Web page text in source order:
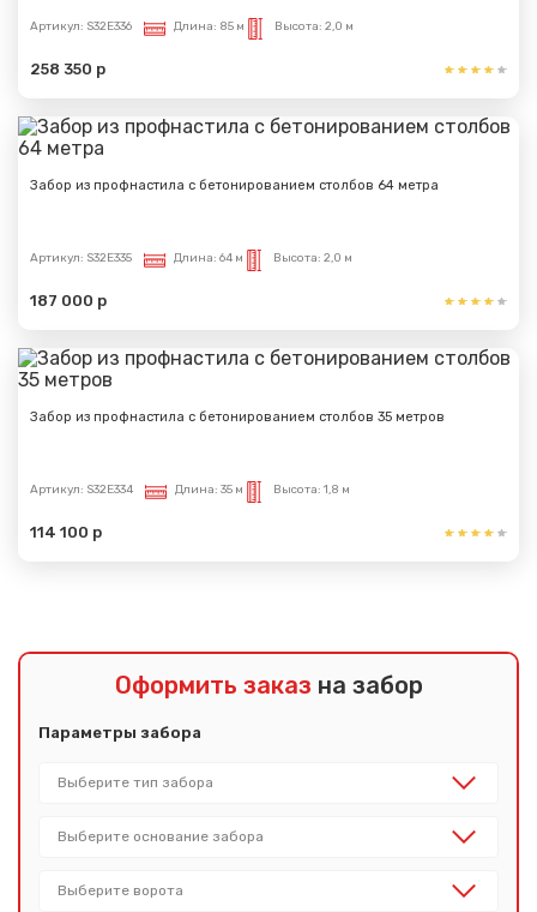
Артикул: S32E336 Длина: 85 м Высота: 2,0 м
258 350 р
Забор из профнастила с бетонированием столбов 64 метра
Артикул: S32E335 Длина: 64 м Высота: 2,0 м
187 000 р
Забор из профнастила с бетонированием столбов 35 метров
Артикул: S32E334 Длина: 35 м Высота: 1,8 м
114 100 р
Оформить заказ на забор
Параметры забора